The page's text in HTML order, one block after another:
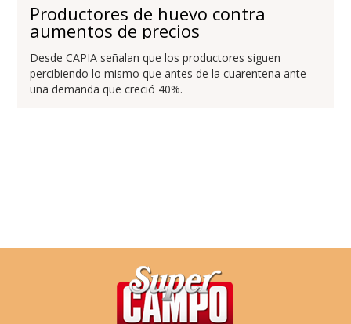
Productores de huevo contra
aumentos de precios
Desde CAPIA señalan que los productores siguen
percibiendo lo mismo que antes de la cuarentena ante
una demanda que creció 40%.